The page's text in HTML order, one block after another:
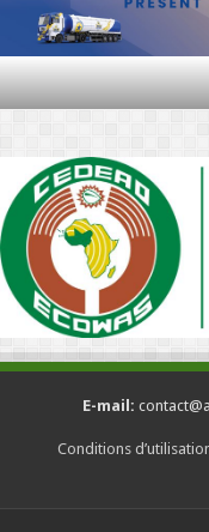
E-mail:
Conditions